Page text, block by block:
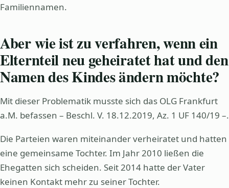
Familiennamen.
Aber wie ist zu verfahren, wenn ein
Elternteil neu geheiratet hat und den
Namen des Kindes ändern möchte?
Mit dieser Problematik musste sich das OLG Frankfurt
a.M. befassen – Beschl. V. 18.12.2019, Az. 1 UF 140/19 –.
Die Parteien waren miteinander verheiratet und hatten
eine gemeinsame Tochter. Im Jahr 2010 ließen die
Ehegatten sich scheiden. Seit 2014 hatte der Vater
keinen Kontakt mehr zu seiner Tochter.